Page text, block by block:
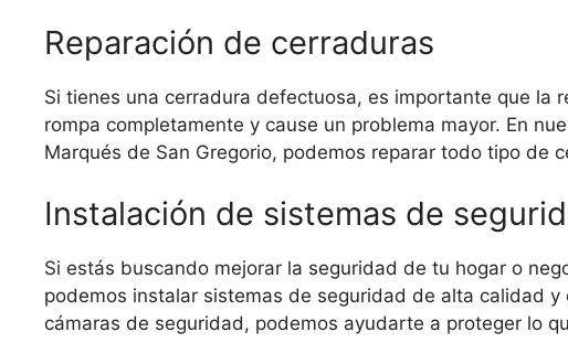
Reparación de cerraduras
Si tienes una cerradura defectuosa, es importante que la
rompa completamente y cause un problema mayor. En
Marqués de San Gregorio, podemos reparar todo tipo de
Instalación de sistemas de
Si estás buscando mejorar la seguridad de tu hogar o
podemos instalar sistemas de seguridad de alta calidad
cámaras de seguridad, podemos ayudarte a proteger lo